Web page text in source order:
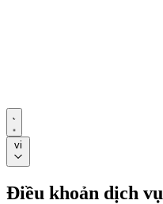
vi
Điều khoản dịch vụ